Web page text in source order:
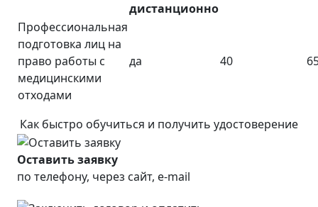
дистанционно
Профессиональная
подготовка лиц на
право работы с
медицинскими
отходами
да 40
Как быстро обучиться и получить удостоверение
Оставить заявку
по телефону, через сайт, e-mail